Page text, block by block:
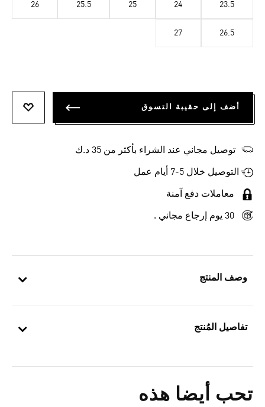
وصف المنتج
تفاصيل المُنتج
تحب أيضا هذه
23.5
24
25
25.5
26
26.5
27
أضف إلى حقيبة التسوق
توصيل مجاني عند الشراء بأكثر من 35 د.ك
التوصيل خلال 5-7 أيام عمل
معاملات دفع آمنة